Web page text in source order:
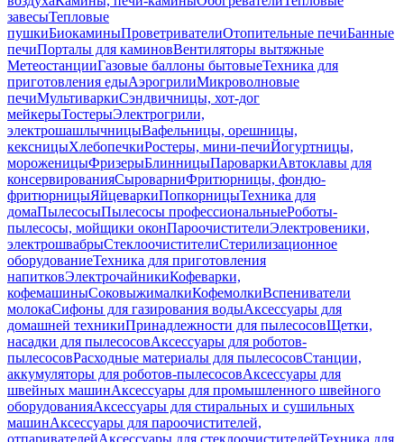
завесыТепловые
пушкиБиокаминыПроветривателиОтопительные печиБанные
печиПорталы для каминовВентиляторы вытяжные
МетеостанцииГазовые баллоны бытовыеТехника для
приготовления едыАэрогрилиМикроволновые
печиМультиваркиСэндвичницы, хот-дог
мейкерыТостерыЭлектрогрили,
электрошашлычницыВафельницы, орешницы,
кексницыХлебопечкиРостеры, мини-печиЙогуртницы,
мороженицыФризерыБлинницыПароваркиАвтоклавы для
консервированияСыроварниФритюрницы, фондю-
фритюрницыЯйцеваркиПопкорницыТехника для
домаПылесосыПылесосы профессиональныеРоботы-
пылесосы, мойщики оконПароочистителиЭлектровеники,
электрошвабрыСтеклоочистителиСтерилизационное
оборудованиеТехника для приготовления
напитковЭлектрочайникиКофеварки,
кофемашиныСоковыжималкиКофемолкиВспениватели
молокаСифоны для газирования водыАксессуары для
домашней техникиПринадлежности для пылесосовЩетки,
насадки для пылесосовАксессуары для роботов-
пылесосовРасходные материалы для пылесосовСтанции,
аккумуляторы для роботов-пылесосовАксессуары для
швейных машинАксессуары для промышленного швейного
оборудованияАксессуары для стиральных и сушильных
машинАксессуары для пароочистителей,
отпаривателейАксессуары для стеклоочистителейТехника для